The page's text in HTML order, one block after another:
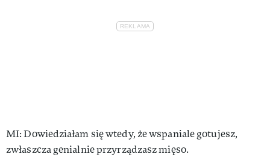
MI: Do­wie­dzia­łam się wte­dy, że wspa­nia­le go­tu­jesz,
zwłasz­cza ge­nial­nie przy­rzą­dzasz mię­so.